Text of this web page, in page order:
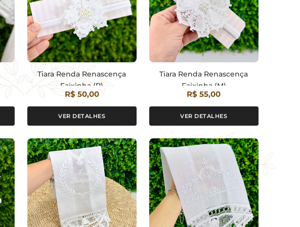
Tiara Renda Renascença
Faixinha (P)
R$ 50,00
VER DETALHES
Tiara Renda Renascença
Faixinha (M)
R$ 55,00
VER DETALHES